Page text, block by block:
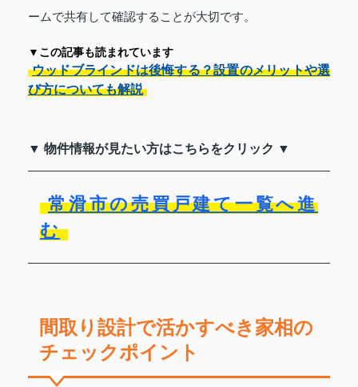
ームで共有して確認することが大切です。
▼この記事も読まれています
ウッドブラインドは後悔する？設置のメリットや選
び方についても解説
▼ 物件情報が見たい方はこちらをクリック ▼
常滑市の売買戸建て一覧へ進
む
間取り設計で活かすべき家相の
チェックポイント